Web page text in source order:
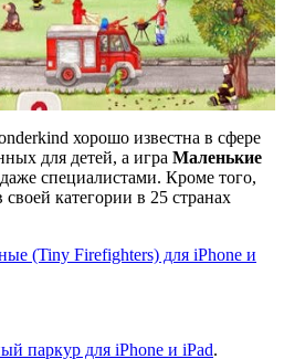
хорошо известна в сфере
для детей, а игра Маленькие
специалистами. Кроме того,
категории в 25 странах
(Tiny Firefighters) для iPhone и
паркур для iPhone и iPad.